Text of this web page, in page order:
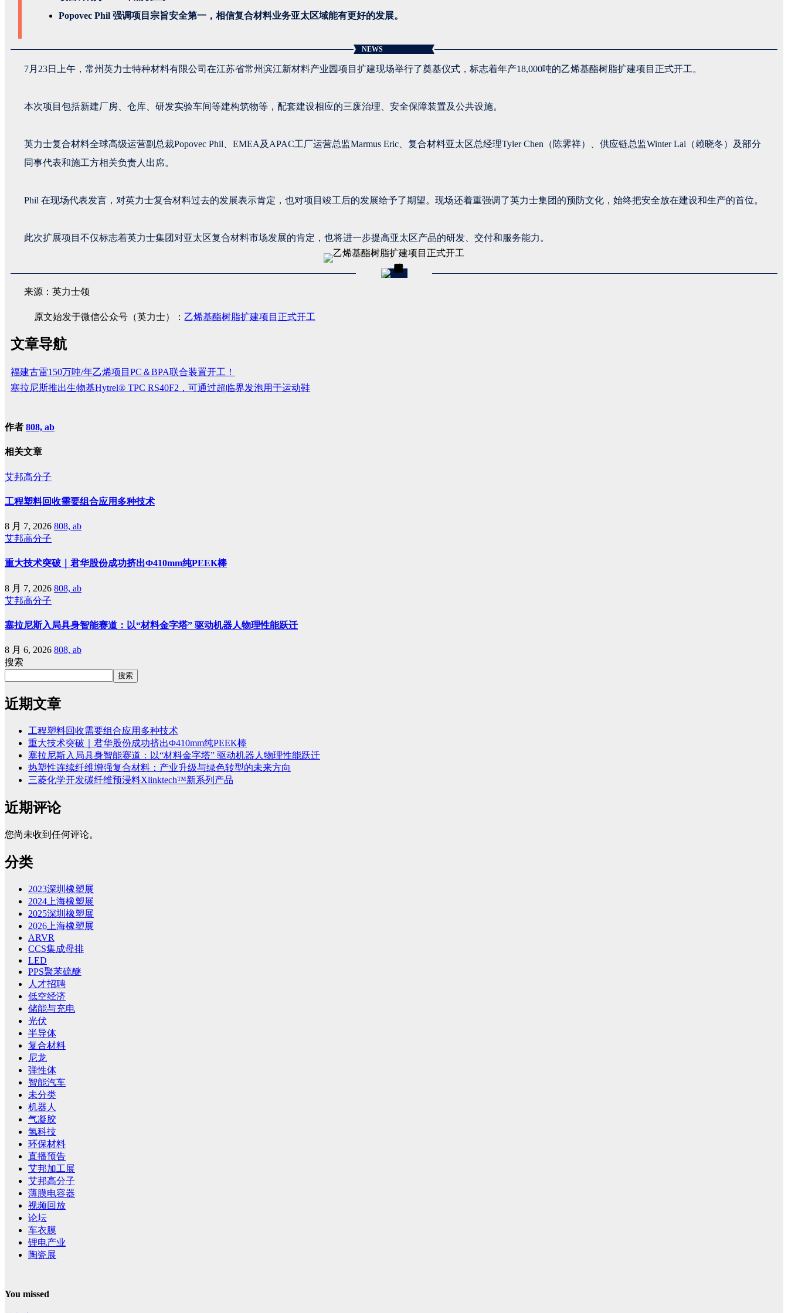
Popovec Phil 强调项目宗旨安全第一，相信复合材料业务亚太区域能有更好的发展。
NEWS
7月23日上午，常州英力士特种材料有限公司在江苏省常州滨江新材料产业园项目扩建现场举行了奠基仪式，标志着年产18,000吨的乙烯基酯树脂扩建项目正式开工。
本次项目包括新建厂房、仓库、研发实验车间等建构筑物等，配套建设相应的三废治理、安全保障装置及公共设施。
英力士复合材料全球高级运营副总裁Popovec Phil、EMEA及APAC工厂运营总监Marmus Eric、复合材料亚太区总经理Tyler Chen（陈霁祥）、供应链总监Winter Lai（赖晓冬）及部分
同事代表和施工方相关负责人出席。
Phil 在现场代表发言，对英力士复合材料过去的发展表示肯定，也对项目竣工后的发展给予了期望。现场还着重强调了英力士集团的预防文化，始终把安全放在建设和生产的首位。
此次扩展项目不仅标志着英力士集团对亚太区复合材料市场发展的肯定，也将进一步提高亚太区产品的研发、交付和服务能力。
来源：英力士领
原文始发于微信公众号（英力士）： 乙烯基酯树脂扩建项目正式开工
文章导航
福建古雷150万吨/年乙烯项目PC＆BPA联合装置开工！
塞拉尼斯推出生物基Hytrel® TPC RS40F2，可通过超临界发泡用于运动鞋
作者 808, ab
相关文章
艾邦高分子
工程塑料回收需要组合应用多种技术
8 月 7, 2026 808, ab
艾邦高分子
重大技术突破｜君华股份成功挤出Φ410mm纯PEEK棒
8 月 7, 2026 808, ab
艾邦高分子
塞拉尼斯入局具身智能赛道：以“材料金字塔” 驱动机器人物理性能跃迁
8 月 6, 2026 808, ab
搜索
搜索
近期文章
工程塑料回收需要组合应用多种技术
重大技术突破｜君华股份成功挤出Φ410mm纯PEEK棒
塞拉尼斯入局具身智能赛道：以“材料金字塔” 驱动机器人物理性能跃迁
热塑性连续纤维增强复合材料：产业升级与绿色转型的未来方向
三菱化学开发碳纤维预浸料Xlinktech™新系列产品
近期评论
您尚未收到任何评论。
分类
2023深圳橡塑展
2024上海橡塑展
2025深圳橡塑展
2026上海橡塑展
ARVR
CCS集成母排
LED
PPS聚苯硫醚
人才招聘
低空经济
储能与充电
光伏
半导体
复合材料
尼龙
弹性体
智能汽车
未分类
机器人
气凝胶
氢科技
环保材料
直播预告
艾邦加工展
艾邦高分子
薄膜电容器
视频回放
论坛
车衣膜
锂电产业
陶瓷展
You missed